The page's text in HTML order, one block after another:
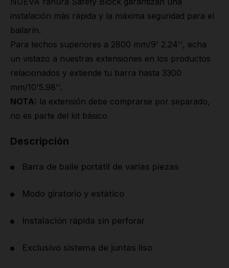
instalación más rápida y la máxima seguridad para el
bailarín.
Para techos superiores a 2800 mm/9' 2.24'', echa
un vistazo a nuestras extensiones en los productos
relacionados y extiende tu barra hasta 3300
mm/10'5.98''.
NOTA: la extensión debe comprarse por separado,
no es parte del kit básico
Descripción
Barra de baile portátil de varias piezas
Modo giratorio y estático
Instalación rápida sin perforar
Exclusivo sistema de juntas liso